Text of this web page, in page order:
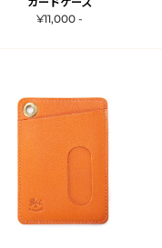
¥11,000 -